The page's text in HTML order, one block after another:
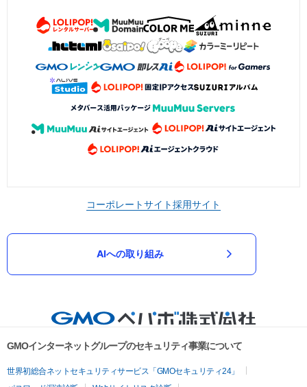
コーポレートサイト採用サイト
AIへの取り組み
GMOインターネットグループのセキュリティ事業について
世界初総合ネットセキュリティサービス「GMOセキュリティ24」